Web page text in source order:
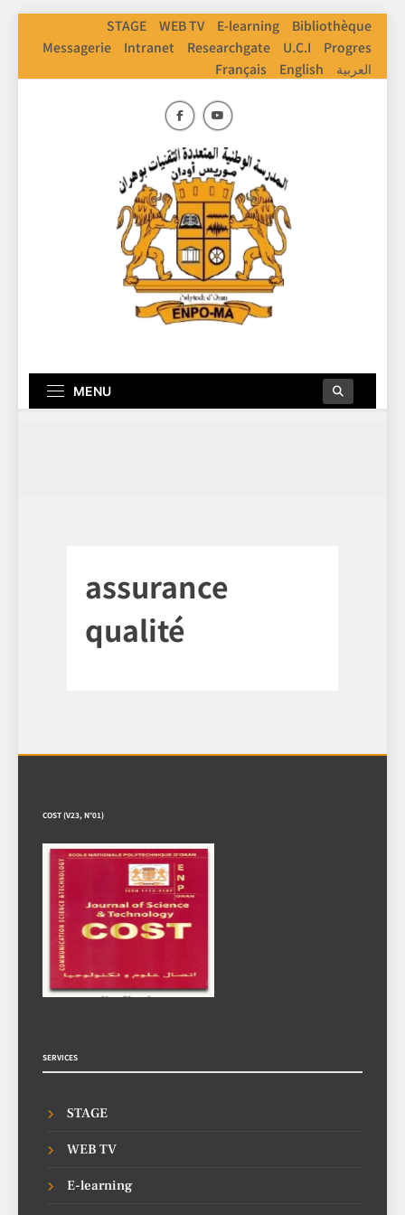
STAGE WEB TV E-learning
Bibliothèque
Messagerie
Intranet Researchgate U.C.I
Progres
Français
English العربية
MENU
assurance
qualité
COST (V23, N°01)
SERVICES
STAGE
WEB TV
E-learning